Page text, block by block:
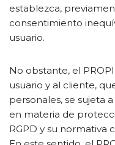
establezca,
consentimiento
usuario.
No obstante, el
usuario y al cliente,
personales, se sujeta
en materia de
RGPD y su normativa